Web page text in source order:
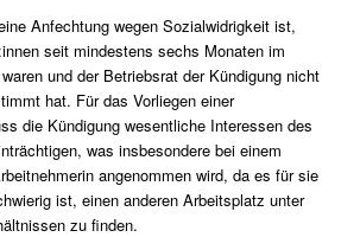
Anfechtung wegen Sozialwidrigkeit ist,
seit mindestens sechs Monaten im
und der Betriebsrat der Kündigung nicht
hat. Für das Vorliegen einer
die Kündigung wesentliche Interessen des
was insbesondere bei einem
angenommen wird, da es für sie
ist, einen anderen Arbeitsplatz unter
zu finden.